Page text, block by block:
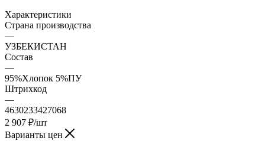
Характеристики
Страна производства
—
УЗБЕКИСТАН
Состав
—
95%Хлопок 5%ПУ
Штрихкод
—
4630233427068
2 907 ₽/шт
Варианты цен